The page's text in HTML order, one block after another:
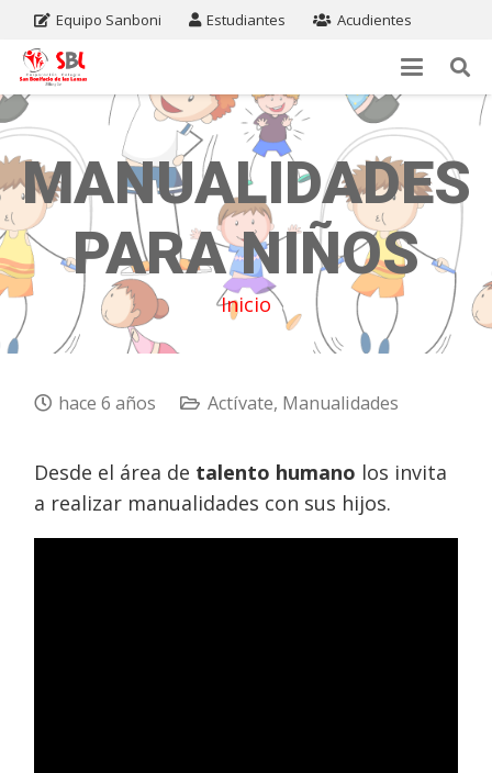
Equipo Sanboni Estudiantes Acudientes
MANUALIDADES
PARA NIÑOS
Inicio
hace 6 años Actívate, Manualidades
Desde el área de talento humano los invita
a realizar manualidades con sus hijos.